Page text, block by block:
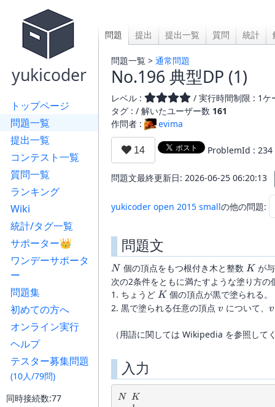
yukicoder
トップページ
問題一覧
提出一覧
コンテスト一覧
質問一覧
ランキング
Wiki
統計/タグ一覧
サポーター👑
ワンデーサポータ
ー
問題集
初めての方へ
オンライン実行
ヘルプ
テスター募集問題
(10人/79問)
同時接続数:77
問題 提出 提出一覧 質問 統計
問題一覧 > 通常問題
No.196 典型DP (1)
レベル :
/ 実行時間制限 : 1
タグ : / 解いたユーザー数 161
作問者 :
evima
ProblemId :
問題文最終更新日: 2026-06-25 06:20:13
yukicoder open 2015 smallの他の問題:
問題文
N
N 個の頂点をもつ根付き木と整数 K
K が
次の2条件をともに満たすような塗り方
1. ちょうど K
K 個の頂点が黒で塗られる。
2. 黒で塗られる任意の頂点 v
v について、 v
v
（用語に関しては Wikipedia を参照して
入力
N
N K
K